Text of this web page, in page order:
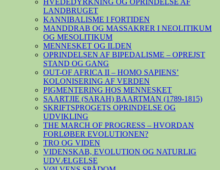
LANDBRUGET
KANNIBALISME I FORTIDEN
MANDDRAB OG MASSAKRER I NEOLITIKUM
OG MESOLITIKUM
MENNESKET OG ILDEN
OPRINDELSEN AF BIPEDALISME – OPREJST
STAND OG GANG
OUT-OF AFRICA II – HOMO SAPIENS’
KOLONISERING AF VERDEN
PIGMENTERING HOS MENNESKET
SAARTJIE (SARAH) BAARTMAN (1789-1815)
SKRIFTSPROGETS OPRINDELSE OG
UDVIKLING
THE MARCH OF PROGRESS – HVORDAN
FORLØBER EVOLUTIONEN?
TRO OG VIDEN
VIDENSKAB, EVOLUTION OG NATURLIG
UDVÆLGELSE